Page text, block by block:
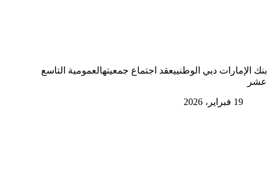
بنك الإمارات دبي الوطنييعقد اجتماع جمعيتهالعمومية التاسع
عشر
19 فبراير، 2026